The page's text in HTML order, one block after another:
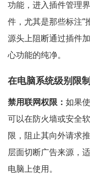
功能，进入插件管理
件，尤其是那些标注“
源头上阻断通过插件
心功能的纯净。
在电脑系统级别限
禁用联网权限： 如果
可以在防火墙或安全
限，阻止其向外请求
层面切断广告来源，
电脑上使用。